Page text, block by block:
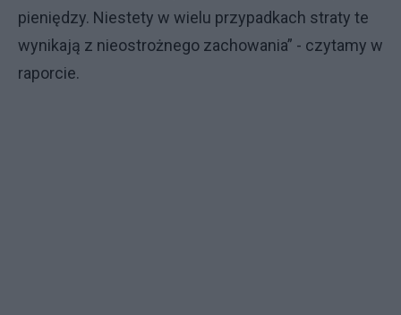
pieniędzy. Niestety w wielu przypadkach straty te
wynikają z nieostrożnego zachowania” - czytamy w
raporcie.